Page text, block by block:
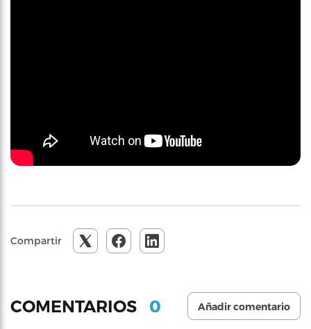
Compartir
COMENTARIOS 0 Añadir comentario